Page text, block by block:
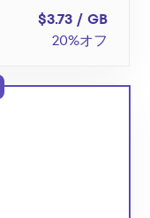
$3.73 / GB
20%オフ